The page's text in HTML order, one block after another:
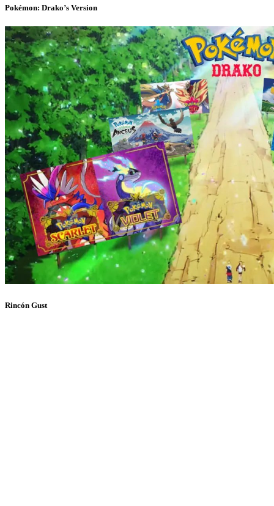
Pokémon: Drako’s Version
Rincón Gust